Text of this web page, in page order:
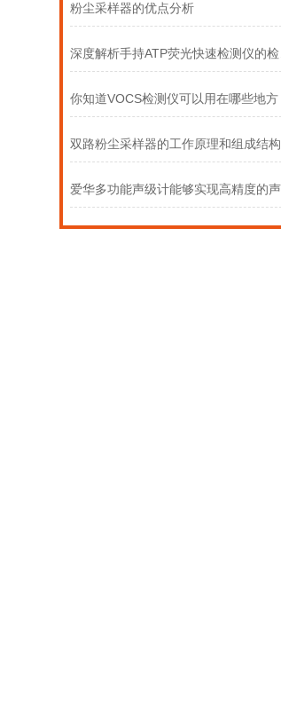
粉尘采样器的优点分析
你知道VOCS检测仪可以用在哪些地方
双路粉尘采样器的工作原理和组成结构